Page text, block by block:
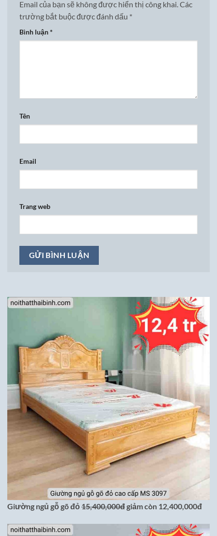
Email của bạn sẽ không được hiển thị công khai.Các
trường bắt buộc được đánh dấu *
Bình luận*
Tên
Email
Trang web
Giường ngủ gỗ gõ đỏ 15,400,000đgiảm còn 12,400,000đ